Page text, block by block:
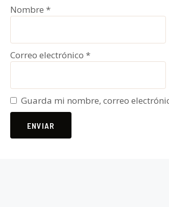
Nombre *
Correo electrónico *
Guarda mi nombre, correo